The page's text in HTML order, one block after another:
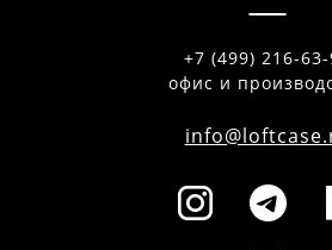
+7 (499) 216-
офис и